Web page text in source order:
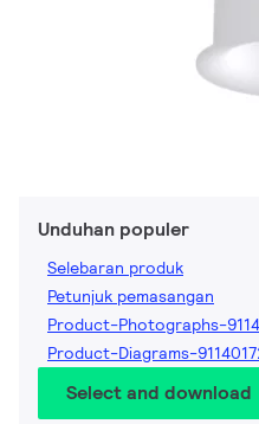
Unduhan populer
Selebaran produk
Petunjuk pemasangan
Product-Photographs-
Product-Diagrams-
Select and download